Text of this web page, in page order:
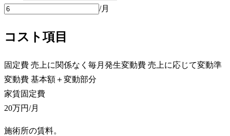
/月
コスト項目
固定費 売上に関係なく毎月発生変動費 売上に応じて変動準
変動費 基本額＋変動部分
家賃固定費
20万円/月
施術所の賃料。